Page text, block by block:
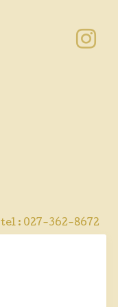
tel : 027-362-8672